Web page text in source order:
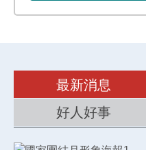
最新消息
好人好事